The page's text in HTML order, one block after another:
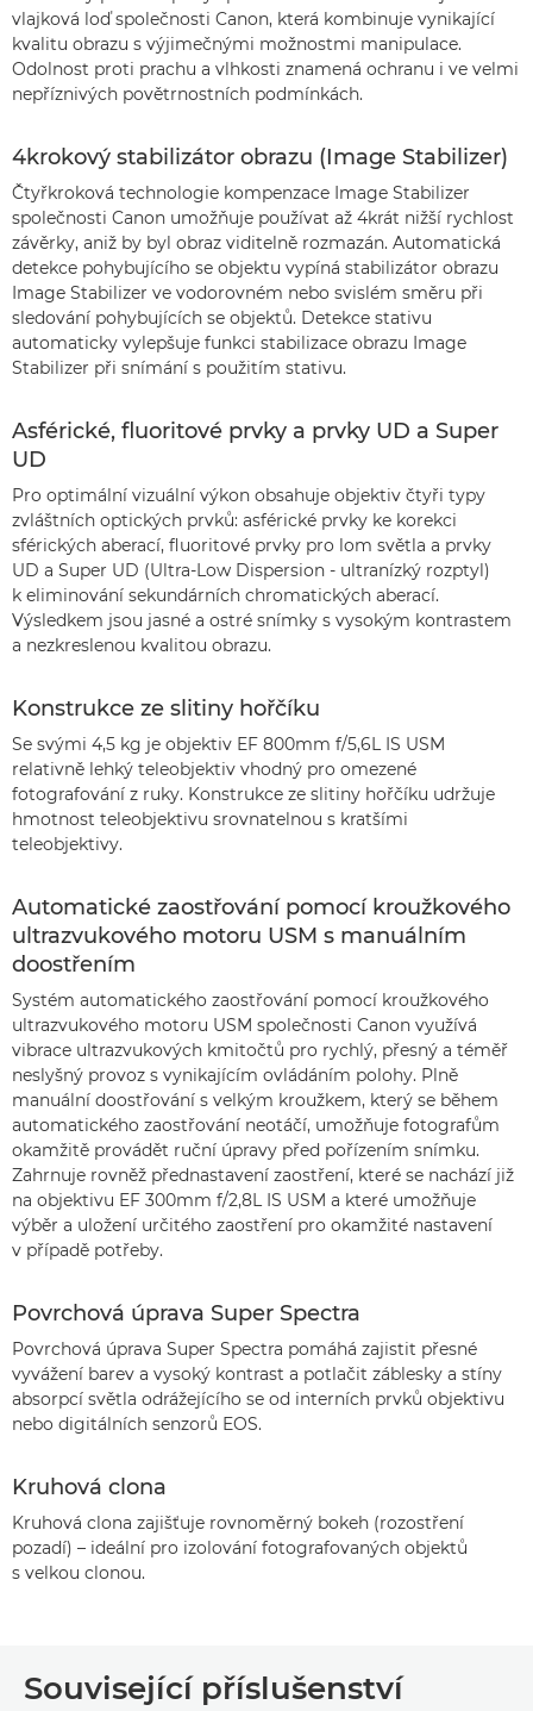
vlajková loď společnosti Canon, která kombinuje vynikající
kvalitu obrazu s výjimečnými možnostmi manipulace.
Odolnost proti prachu a vlhkosti znamená ochranu i ve velmi
nepříznivých povětrnostních podmínkách.
4krokový stabilizátor obrazu (Image Stabilizer)
Čtyřkroková technologie kompenzace Image Stabilizer
společnosti Canon umožňuje používat až 4krát nižší rychlost
závěrky, aniž by byl obraz viditelně rozmazán. Automatická
detekce pohybujícího se objektu vypíná stabilizátor obrazu
Image Stabilizer ve vodorovném nebo svislém směru při
sledování pohybujících se objektů. Detekce stativu
automaticky vylepšuje funkci stabilizace obrazu Image
Stabilizer při snímání s použitím stativu.
Asférické, fluoritové prvky a prvky UD a Super
UD
Pro optimální vizuální výkon obsahuje objektiv čtyři typy
zvláštních optických prvků: asférické prvky ke korekci
sférických aberací, fluoritové prvky pro lom světla a prvky
UD a Super UD (Ultra-Low Dispersion - ultranízký rozptyl)
k eliminování sekundárních chromatických aberací.
Výsledkem jsou jasné a ostré snímky s vysokým kontrastem
a nezkreslenou kvalitou obrazu.
Konstrukce ze slitiny hořčíku
Se svými 4,5 kg je objektiv EF 800mm f/5,6L IS USM
relativně lehký teleobjektiv vhodný pro omezené
fotografování z ruky. Konstrukce ze slitiny hořčíku udržuje
hmotnost teleobjektivu srovnatelnou s kratšími
teleobjektivy.
Automatické zaostřování pomocí kroužkového
ultrazvukového motoru USM s manuálním
doostřením
Systém automatického zaostřování pomocí kroužkového
ultrazvukového motoru USM společnosti Canon využívá
vibrace ultrazvukových kmitočtů pro rychlý, přesný a téměř
neslyšný provoz s vynikajícím ovládáním polohy. Plně
manuální doostřování s velkým kroužkem, který se během
automatického zaostřování neotáčí, umožňuje fotografům
okamžitě provádět ruční úpravy před pořízením snímku.
Zahrnuje rovněž přednastavení zaostření, které se nachází již
na objektivu EF 300mm f/2,8L IS USM a které umožňuje
výběr a uložení určitého zaostření pro okamžité nastavení
v případě potřeby.
Povrchová úprava Super Spectra
Povrchová úprava Super Spectra pomáhá zajistit přesné
vyvážení barev a vysoký kontrast a potlačit záblesky a stíny
absorpcí světla odrážejícího se od interních prvků objektivu
nebo digitálních senzorů EOS.
Kruhová clona
Kruhová clona zajišťuje rovnoměrný bokeh (rozostření
pozadí) – ideální pro izolování fotografovaných objektů
s velkou clonou.
Související příslušenství